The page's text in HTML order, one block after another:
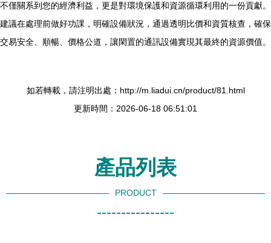
不僅關系到您的經濟利益，更是對環境保護和資源循環利用的一份貢獻。
建議在處理前做好功課，明確設備狀況，通過透明比價和資質核查，確保
交易安全、順暢、價格公道，讓閑置的通訊設備實現其最終的資源價值。
如若轉載，請注明出處：http://m.liadui.cn/product/81.html
更新時間：2026-06-18 06:51:01
產品列表
PRODUCT
----------------